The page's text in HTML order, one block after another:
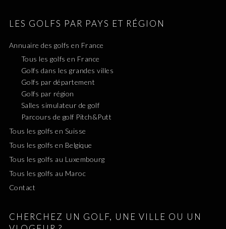
LES GOLFS PAR PAYS ET RÉGION
Annuaire des golfs en France
Tous les golfs en France
Golfs dans les grandes villes
Golfs par département
Golfs par région
Salles simulateur de golf
Parcours de golf Pitch&Putt
Tous les golfs en Suisse
Tous les golfs en Belgique
Tous les golfs au Luxembourg
Tous les golfs au Maroc
Contact
CHERCHEZ UN GOLF, UNE VILLE OU UN